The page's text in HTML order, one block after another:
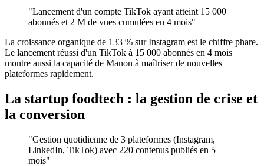
"Lancement d'un compte TikTok ayant atteint 15 000
abonnés et 2 M de vues cumulées en 4 mois"
La croissance organique de 133 % sur Instagram est le chiffre phare.
Le lancement réussi d'un TikTok à 15 000 abonnés en 4 mois
montre aussi la capacité de Manon à maîtriser de nouvelles
plateformes rapidement.
La startup foodtech : la gestion de crise et
la conversion
"Gestion quotidienne de 3 plateformes (Instagram,
LinkedIn, TikTok) avec 220 contenus publiés en 5
mois"